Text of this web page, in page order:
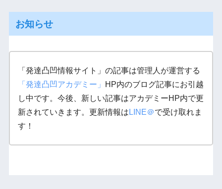
お知らせ
「発達凸凹情報サイト」の記事は管理人が運営する
「発達凸凹アカデミー」
HP内のブログ記事にお引越
し中です。今後、新しい記事はアカデミーHP内で更
新されていきます。更新情報は LINE＠で受け取れま
す！